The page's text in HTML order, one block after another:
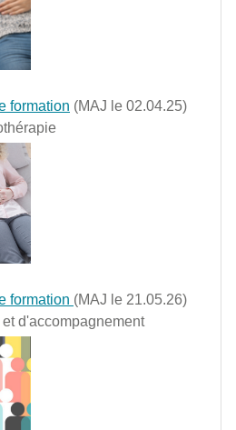
formation (MAJ le 02.04.25)
formation (MAJ le 21.05.26)
d'accompagnement